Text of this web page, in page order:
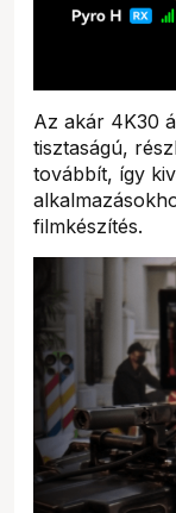
Az akár 4K30
tisztaságú,
továbbít, így
filmkészítés.